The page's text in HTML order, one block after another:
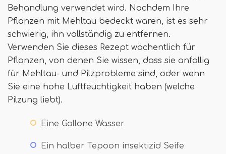
Behandlung verwendet wird. Nachdem Ihre
Pflanzen mit Mehltau bedeckt waren, ist es sehr
schwierig, ihn vollständig zu entfernen.
Verwenden Sie dieses Rezept wöchentlich für
Pflanzen, von denen Sie wissen, dass sie anfällig
für Mehltau- und Pilzprobleme sind, oder wenn
Sie eine hohe Luftfeuchtigkeit haben (welche
Pilzung liebt).
Eine Gallone Wasser
Ein halber Tepoon insektizid Seife